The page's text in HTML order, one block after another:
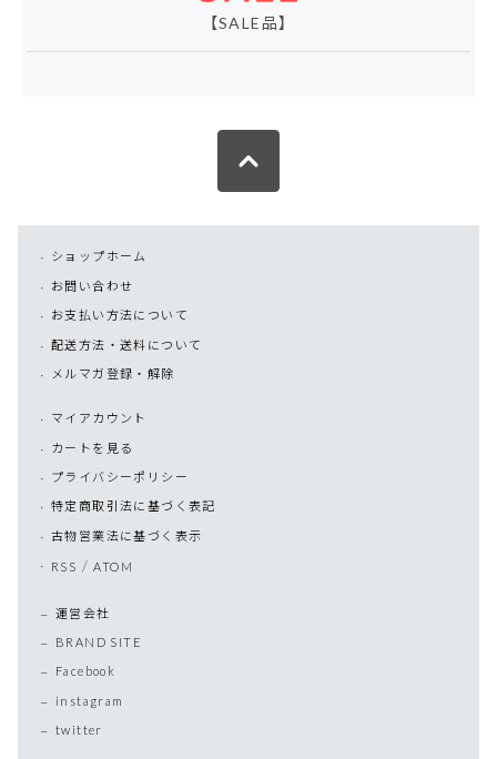
【SALE品】
ショップホーム
お問い合わせ
お支払い方法について
配送方法・送料について
メルマガ登録・解除
マイアカウント
カートを見る
プライバシーポリシー
特定商取引法に基づく表記
古物営業法に基づく表示
RSS /ATOM
運営会社
BRAND SITE
Facebook
instagram
twitter